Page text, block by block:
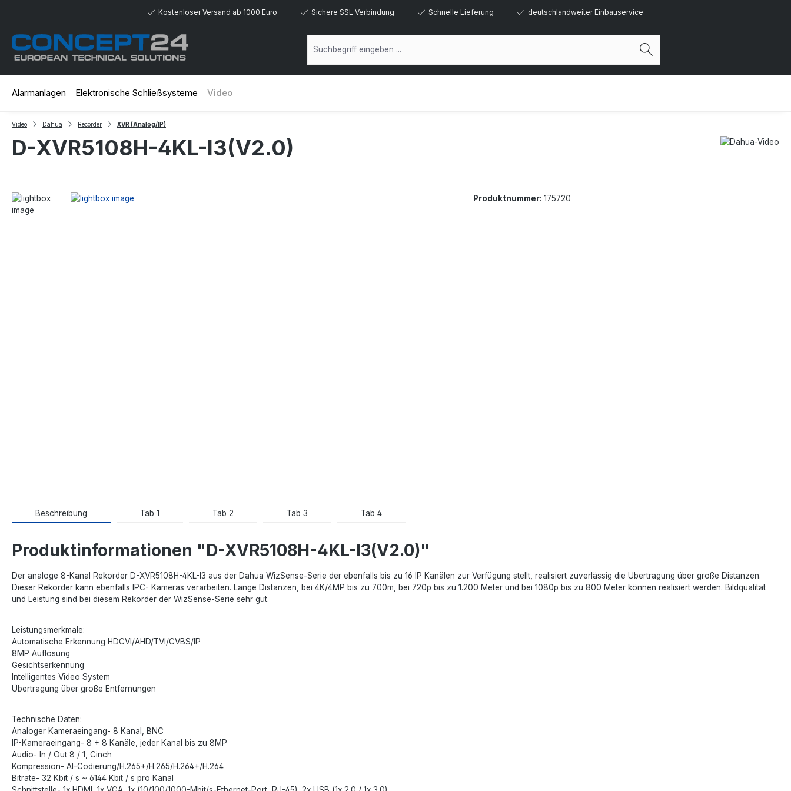
Kostenloser Versand ab 1000 Euro Sichere SSL Verbindung Schnelle Lieferung deutschlandweiter Einbauservice
Alarmanlagen Elektronische Schließsysteme Video
Video Dahua Recorder XVR (Analog/IP)
D-XVR5108H-4KL-I3(V2.0)
Produktnummer: 175720
Beschreibung Tab 1 Tab 2 Tab 3 Tab 4
Produktinformationen "D-XVR5108H-4KL-I3(V2.0)"
Der analoge 8-Kanal Rekorder D-XVR5108H-4KL-I3 aus der Dahua WizSense-Serie der ebenfalls bis zu 16 IP Kanälen zur Verfügung stellt, realisiert zuverlässig die Übertragung über große Distanzen.
Dieser Rekorder kann ebenfalls IPC- Kameras verarbeiten. Lange Distanzen, bei 4K/4MP bis zu 700m, bei 720p bis zu 1.200 Meter und bei 1080p bis zu 800 Meter können realisiert werden. Bildqualität
und Leistung sind bei diesem Rekorder der WizSense-Serie sehr gut.
Leistungsmerkmale:
Automatische Erkennung HDCVI/AHD/TVI/CVBS/IP
8MP Auflösung
Gesichtserkennung
Intelligentes Video System
Übertragung über große Entfernungen
Technische Daten:
Analoger Kameraeingang- 8 Kanal, BNC
IP-Kameraeingang- 8 + 8 Kanäle, jeder Kanal bis zu 8MP
Audio- In / Out 8 / 1, Cinch
Kompression- AI-Codierung/H.265+/H.265/H.264+/H.264
Bitrate- 32 Kbit / s ~ 6144 Kbit / s pro Kanal